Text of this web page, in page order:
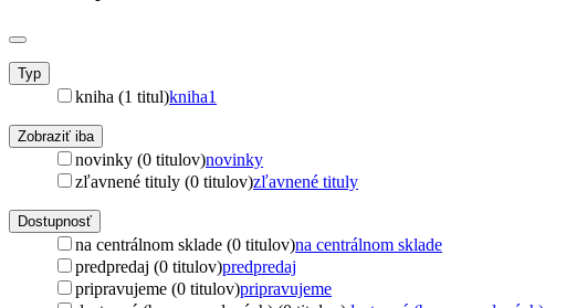
Typ
kniha (1 titul)kniha1
Zobraziť iba
novinky (0 titulov)novinky
zľavnené tituly (0 titulov)zľavnené tituly
Dostupnosť
na centrálnom sklade (0 titulov)na centrálnom sklade
predpredaj (0 titulov)predpredaj
pripravujeme (0 titulov)pripravujeme